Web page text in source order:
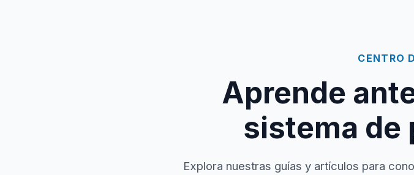
CENTRO
Aprende
sistema de
Explora nuestras guías y artículos para